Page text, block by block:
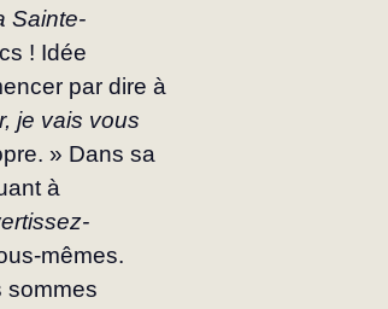
Sainte-
! Idée
par dire à
je vais vous
» Dans sa
à
mêmes.
sommes